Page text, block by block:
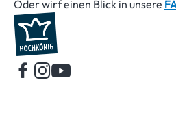
Oder wirf einen Blick in unsere